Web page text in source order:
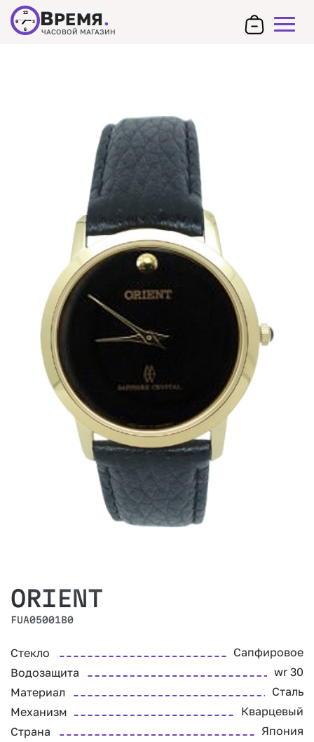
12
3
6
9 ВРЕМЯ.
ЧАСОВОЙ МАГАЗИН
ORIENT
FUA05001B0
Стекло
Сапфировое
Водозащита
wr 30
Материал
Сталь
Механизм
Кварцевый
Страна
Япония